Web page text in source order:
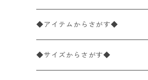
◆アイテムからさがす◆
ペーパーナプキン2枚バラ売り
◆サイズからさがす◆